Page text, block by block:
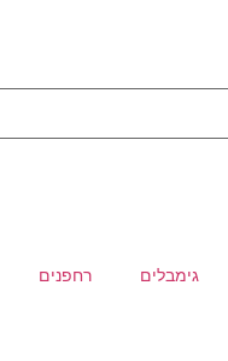
גימבלים רחפנים